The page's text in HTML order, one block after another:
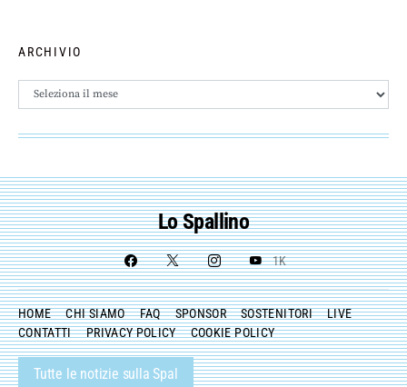
ARCHIVIO
Archivio
Lo Spallino
1K
HOME CHI SIAMO FAQ SPONSOR SOSTENITORI
LIVE
CONTATTI
PRIVACY POLICY COOKIE POLICY
Tutte le notizie sulla Spal